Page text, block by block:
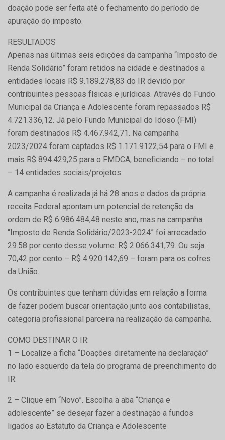
doação pode ser feita até o fechamento do período de
apuração do imposto.
RESULTADOS
Apenas nas últimas seis edições da campanha “Imposto de
Renda Solidário” foram retidos na cidade e destinados a
entidades locais R$ 9.189.278,83 do IR devido por
contribuintes pessoas físicas e jurídicas. Através do Fundo
Municipal da Criança e Adolescente foram repassados R$
4.721.336,12. Já pelo Fundo Municipal do Idoso (FMI)
foram destinados R$ 4.467.942,71. Na campanha
2023/2024 foram captados R$ 1.171.9122,54 para o FMI e
mais R$ 894.429,25 para o FMDCA, beneficiando – no total
– 14 entidades sociais/projetos.
A campanha é realizada já há 28 anos e dados da própria
receita Federal apontam um potencial de retenção da
ordem de R$ 6.986.484,48 neste ano, mas na campanha
“Imposto de Renda Solidário/2023-2024” foi arrecadado
29.58 por cento desse volume: R$ 2.066.341,79. Ou seja:
70,42 por cento – R$ 4.920.142,69 – foram para os cofres
da União.
Os contribuintes que tenham dúvidas em relação a forma
de fazer podem buscar orientação junto aos contabilistas,
categoria profissional parceira na realização da campanha.
COMO DESTINAR O IR:
1 – Localize a ficha “Doações diretamente na declaração”
no lado esquerdo da tela do programa de preenchimento do
IR.
2 – Clique em “Novo”. Escolha a aba “Criança e
adolescente” se desejar fazer a destinação a fundos
ligados ao Estatuto da Criança e Adolescente